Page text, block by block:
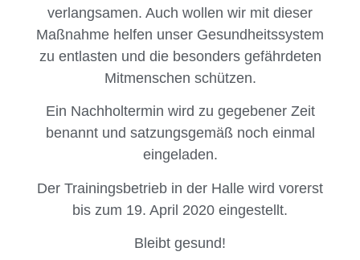
verlangsamen. Auch wollen wir mit dieser
Maßnahme helfen unser Gesundheitssystem
zu entlasten und die besonders gefährdeten
Mitmenschen schützen.
Ein Nachholtermin wird zu gegebener Zeit
benannt und satzungsgemäß noch einmal
eingeladen.
Der Trainingsbetrieb in der Halle wird vorerst
bis zum 19. April 2020 eingestellt.
Bleibt gesund!